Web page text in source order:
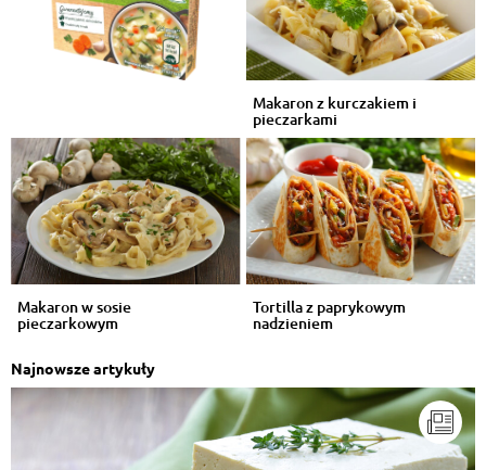
Makaron z kurczakiem i
pieczarkami
Makaron w sosie
pieczarkowym
Tortilla z paprykowym
nadzieniem
Najnowsze artykuły